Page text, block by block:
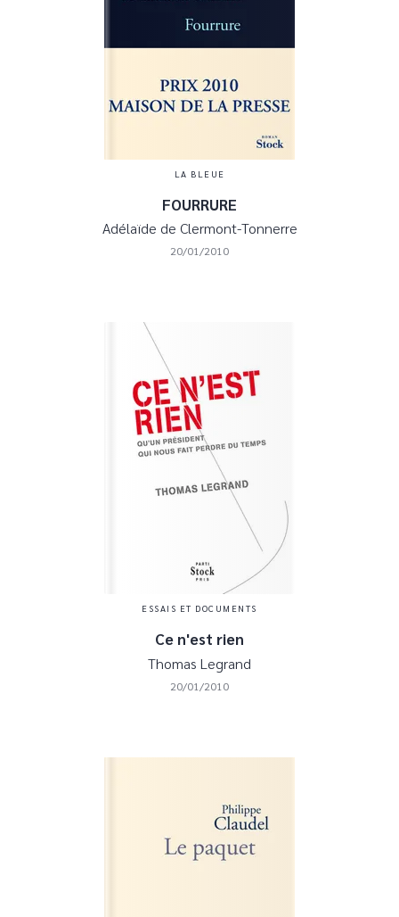
LA BLEUE
FOURRURE
Adélaïde de Clermont-Tonnerre
20/01/2010
ESSAIS ET DOCUMENTS
Ce n'est rien
Thomas Legrand
20/01/2010